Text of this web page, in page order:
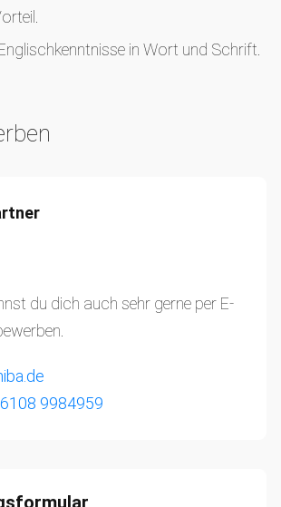
in Wort und Schrift.
du dich auch sehr gerne per E-
9984959